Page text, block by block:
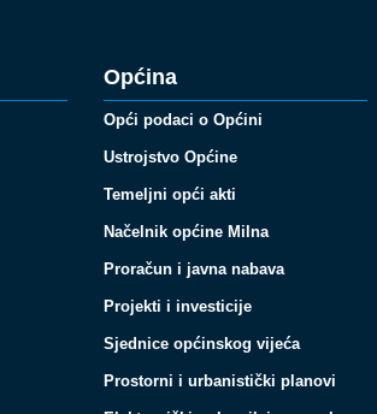
Općina
Opći podaci o Općini
Ustrojstvo Općine
Temeljni opći akti
Načelnik općine Milna
Proračun i javna nabava
Projekti i investicije
Sjednice općinskog vijeća
Prostorni i urbanistički planovi